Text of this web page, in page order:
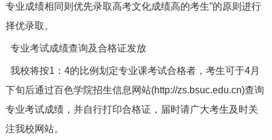
专业成绩相同则优先录取高考文化成绩高的考生”的原则进行
择优录取。
专业考试成绩查询及合格证发放
我校将按1：4的比例划定专业课考试合格者，考生可于4月
下旬后通过百色学院招生信息网站(http://zs.bsuc.edu.cn)查询
专业考试成绩，并自行打印合格证，届时请广大考生及时关
注我校网站。